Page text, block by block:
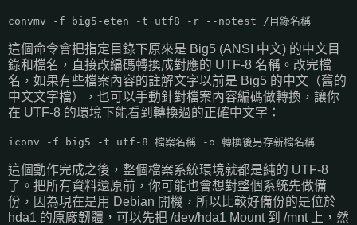
convmv -f big5-eten -t utf8 -r --notest /目錄名稱
這個命令會把指定目錄下原來是 Big5 (ANSI 中文) 的中文目
錄和檔名，直接改編碼轉換成對應的 UTF-8 名稱。改完檔
名，如果有些檔案內容的註解文字以前是 Big5 的中文（舊的
中文文字檔），也可以手動針對檔案內容編碼做轉換，讓你
在 UTF-8 的環境下能看到轉換過的正確中文字：
iconv -f big5 -t utf-8 檔案名稱 -o 轉換後另存新檔名稱
這個動作完成之後，整個檔案系統環境就都是純的 UTF-8
了。把所有資料還原前，你可能也會想對整個系統先做備
份，因為現在是用 Debian 開機，所以比較好備份的是位於
hda1 的原廠韌體，可以先把 /dev/hda1 Mount 到 /mnt 上，然